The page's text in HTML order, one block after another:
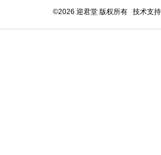
©2026 迎君堂 版权所有 技术支